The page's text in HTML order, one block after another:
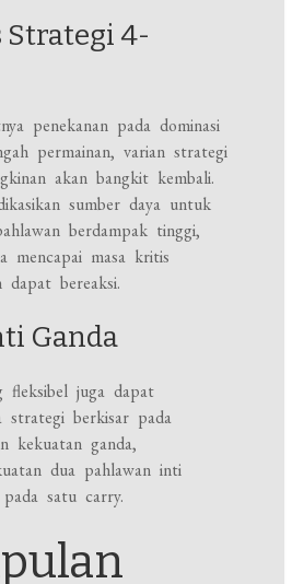
Strategi 4-
penekanan pada dominasi
permainan, varian strategi
akan bangkit kembali.
sumber daya untuk
berdampak tinggi,
mencapai masa kritis
bereaksi.
Ganda
fleksibel juga dapat
strategi berkisar pada
kekuatan ganda,
dua pahlawan inti
satu carry.